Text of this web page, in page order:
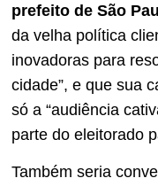
prefeito de São
da velha política
inovadoras para
cidade”, e que sua
só a “audiência
parte do eleitorado
Também seria